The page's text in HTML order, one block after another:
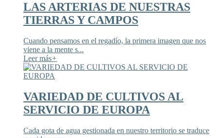
LAS ARTERIAS DE NUESTRAS
TIERRAS Y CAMPOS
Cuando pensamos en el regadío, la primera imagen que nos
viene a la mente s...
Leer más+
VARIEDAD DE CULTIVOS AL
SERVICIO DE EUROPA
Cada gota de agua gestionada en nuestro territorio se traduce